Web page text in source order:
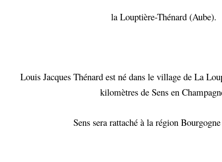
la Louptière-Thénard (Aube).
Louis Jacques Thénard est né dans le village de La
kilomètres de Sens en
Sens sera rattaché à la région